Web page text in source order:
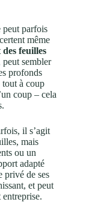
peut parfois
même
feuilles
peut sembler
profonds
tout à coup
coup – cela
il s’agit
mais
ou un
adapté
privé de ses
et peut